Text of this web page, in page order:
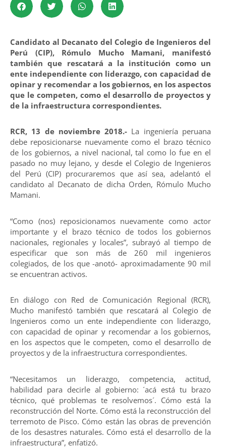
Candidato al Decanato del Colegio de Ingenieros del
Perú (CIP), Rómulo Mucho Mamani, manifestó
también que rescatará a la institución como un
ente independiente con liderazgo, con capacidad de
opinar y recomendar a los gobiernos, en los aspectos
que le competen, como el desarrollo de proyectos y
de la infraestructura correspondientes.
RCR, 13 de noviembre 2018.- La ingeniería peruana
debe reposicionarse nuevamente como el brazo técnico
de los gobiernos, a nivel nacional, tal como lo fue en el
pasado no muy lejano, y desde el Colegio de Ingenieros
del Perú (CIP) procuraremos que así sea, adelantó el
candidato al Decanato de dicha Orden, Rómulo Mucho
Mamani.
“Como (nos) reposicionamos nuevamente como actor
importante y el brazo técnico de todos los gobiernos
nacionales, regionales y locales”, subrayó al tiempo de
especificar que son más de 260 mil ingenieros
colegiados, de los que -anotó- aproximadamente 90 mil
se encuentran activos.
En diálogo con Red de Comunicación Regional (RCR),
Mucho manifestó también que rescatará al Colegio de
Ingenieros como un ente independiente con liderazgo,
con capacidad de opinar y recomendar a los gobiernos,
en los aspectos que le competen, como el desarrollo de
proyectos y de la infraestructura correspondientes.
“Necesitamos un liderazgo, competencia, actitud,
habilidad para decirle al gobierno: ´acá está tu brazo
técnico, qué problemas te resolvemos´. Cómo está la
reconstrucción del Norte. Cómo está la reconstrucción del
terremoto de Pisco. Cómo están las obras de prevención
de los desastres naturales. Cómo está el desarrollo de la
infraestructura”, enfatizó.